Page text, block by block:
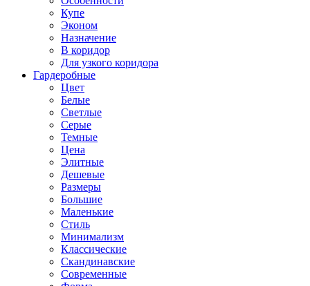
Купе
Эконом
Назначение
В коридор
Для узкого коридора
Гардеробные
Цвет
Белые
Светлые
Серые
Темные
Цена
Элитные
Дешевые
Размеры
Большие
Маленькие
Стиль
Минимализм
Классические
Скандинавские
Современные